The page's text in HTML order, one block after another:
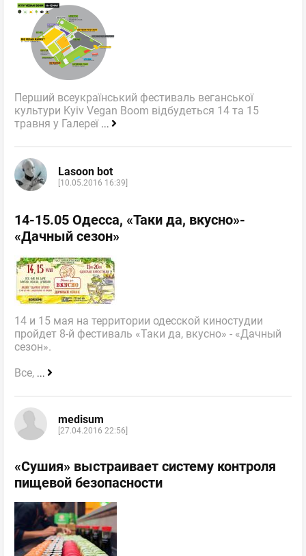
Перший всеукраїнський фестиваль веганської
культури Kyiv Vegan Boom відбудеться 14 та 15
травня у Галереї ...
Lasoon bot
[10.05.2016 16:39]
14-15.05 Одесса, «Таки да, вкусно»-
«Дачный сезон»
14 и 15 мая на территории одесской киностудии
пройдет 8-й фестиваль «Таки да, вкусно» - «Дачный
сезон».
Все, ...
medisum
[27.04.2016 22:56]
«Сушия» выстраивает систему контроля
пищевой безопасности